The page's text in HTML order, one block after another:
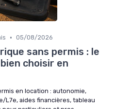
• 05/08/2026
sans permis : le
choisir en
en location : autonomie,
L7e, aides financières, tableau